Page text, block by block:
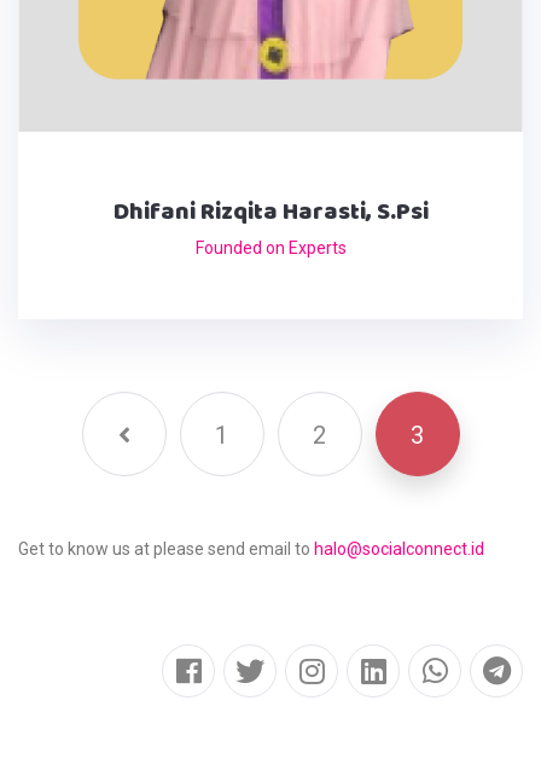
Dhifani Rizqita Harasti, S.Psi
Founded on Experts
1 2 3
Get to know us at please send email to halo@socialconnect.id